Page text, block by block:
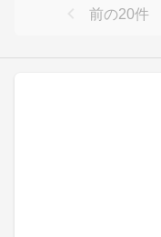
前の20件